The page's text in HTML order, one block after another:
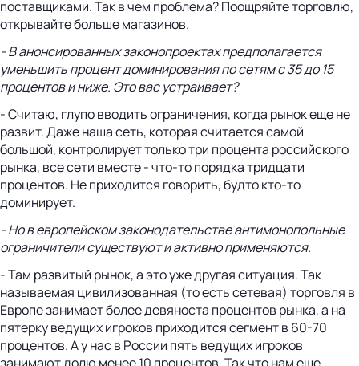
поставщиками. Так в чем проблема? Поощряйте торговлю,
открывайте больше магазинов.
- В анонсированных законопроектах предполагается
уменьшить процент доминирования по сетям с 35 до 15
процентов и ниже. Это вас устраивает?
- Считаю, глупо вводить ограничения, когда рынок еще не
развит. Даже наша сеть, которая считается самой
большой, контролирует только три процента российского
рынка, все сети вместе - что-то порядка тридцати
процентов. Не приходится говорить, будто кто-то
доминирует.
- Но в европейском законодательстве антимонопольные
ограничители существуют и активно применяются.
- Там развитый рынок, а это уже другая ситуация. Так
называемая цивилизованная (то есть сетевая) торговля в
Европе занимает более девяноста процентов рынка, а на
пятерку ведущих игроков приходится сегмент в 60-70
процентов. А у нас в России пять ведущих игроков
занимают долю менее 10 процентов. Так что нам еще